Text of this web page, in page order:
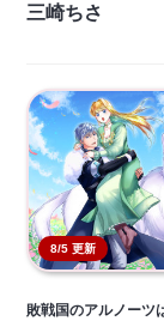
三崎ちさ
8/5 更新
敗戦国のアルノーツ